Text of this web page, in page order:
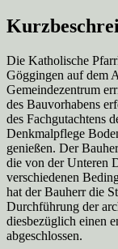
Die Katholische
Göggingen auf dem
Gemeindezentrum
des Bauvorhabens
des Fachgutachtens
Denkmalpflege
genießen. Der
die von der Unteren
verschiedenen
hat der Bauherr die
Durchführung der
diesbezüglich einen
abgeschlossen.